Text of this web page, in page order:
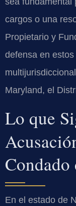
cargos o una
Propietario y
defensa en
Maryland, el
Lo que
En el estado de